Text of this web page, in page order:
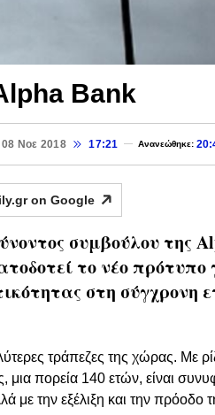
Bank
08 Νοε 2018 17:21 Ανανεώθηκε:
on Google
συμβούλου της
το νέο πρότυπο
στη σύγχρονη
τράπεζες της χώρας. Με
πορεία 140 ετών, είναι
με την εξέλιξη και την πρόοδο